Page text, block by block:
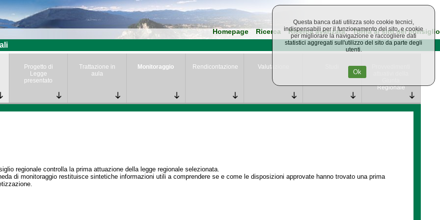
Homepage Ricerca Ricerca avanzata Torna al sito del consiglio
Progetto di
Legge
presentato
Trattazione in
aula
Monitoraggio Rendicontazione Valutazione
Regionale
regionale controlla la prima attuazione della legge regionale selezionata.
di monitoraggio restituisce sintetiche informazioni utili a comprendere se e come le disposizioni approvate hanno trovato una prima
Questa banca dati utilizza solo cookie tecnici,
indispensabili per il funzionamento del sito, e cookie
per migliorare la navigazione e raccogliere dati
statistici aggregati sull'utilizzo del sito da parte degli
utenti.
Ok